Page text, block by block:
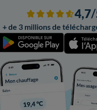
4,7/
+ de 3 millions de